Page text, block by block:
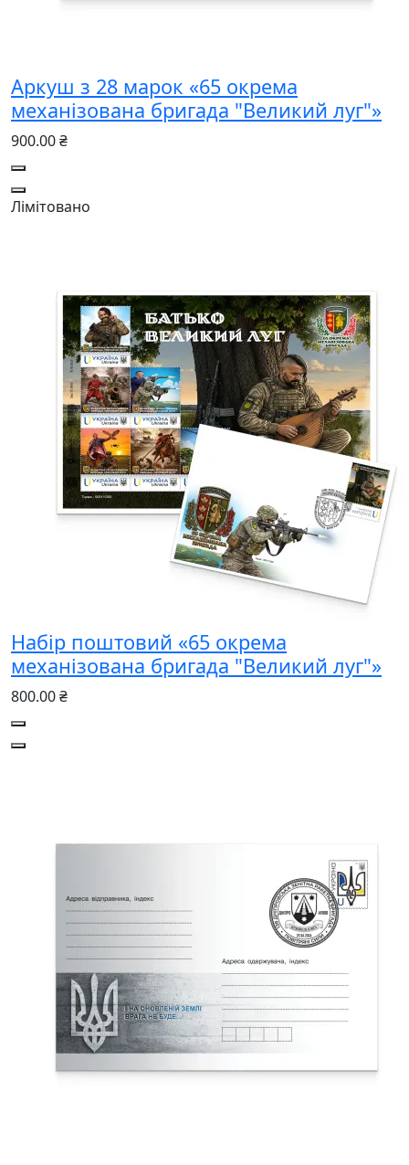
Аркуш з 28 марок «65 окрема
механізована бригада "Великий луг"»
900.00 ₴
Лімітовано
Набір поштовий «65 окрема
механізована бригада "Великий луг"»
800.00 ₴